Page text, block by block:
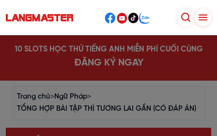
10 SLOTS HỌC THỬ TIẾNG ANH MIỄN PHÍ CUỐI CÙNG
ĐĂNG KÝ NGAY
Trang chủ>Ngữ Pháp>
TỔNG HỢP BÀI TẬP THÌ TƯƠNG LAI GẦN (CÓ ĐÁP ÁN)